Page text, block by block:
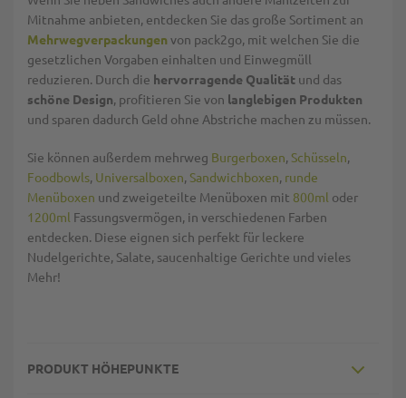
Mitnahme anbieten, entdecken Sie das große Sortiment an
Mehrwegverpackungenvon pack2go, mit welchen Sie die
gesetzlichen Vorgaben einhalten und Einwegmüll
reduzieren. Durch die hervorragende Qualität und das
schöne Design, profitieren Sie von langlebigen Produkten
und sparen dadurch Geld ohne Abstriche machen zu müssen.
Sie können außerdem mehrweg Burgerboxen, Schüsseln,
Foodbowls, Universalboxen, Sandwichboxen, runde
Menüboxen und zweigeteilte Menüboxen mit 800ml oder
1200ml Fassungsvermögen, in verschiedenen Farben
entdecken. Diese eignen sich perfekt für leckere
Nudelgerichte, Salate, saucenhaltige Gerichte und vieles
Mehr!
PRODUKT HÖHEPUNKTE